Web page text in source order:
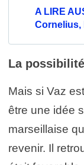
A LIRE
Cornelius,
La
Mais si Vaz
être une idée
marseillaise
revenir. Il